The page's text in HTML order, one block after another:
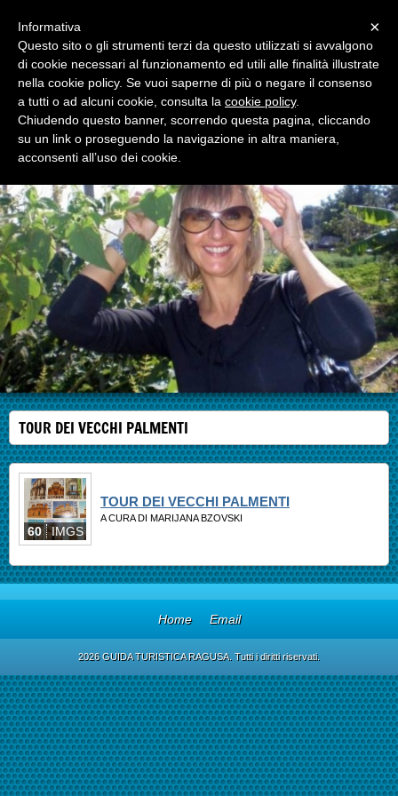
GUIDA TURISTICA RAGUSA
IL BLOG DI MARIANA
TOUR DEI VECCHI PALMENTI
60 IMGS
TOUR DEI VECCHI PALMENTI
A CURA DI MARIJANA BZOVSKI
Home Email
2026 GUIDA TURISTICA RAGUSA. Tutti i diritti riservati.
×
Informativa
Questo sito o gli strumenti terzi da questo utilizzati si avvalgono
di cookie necessari al funzionamento ed utili alle finalità illustrate
nella cookie policy. Se vuoi saperne di più o negare il consenso
a tutti o ad alcuni cookie, consulta la cookie policy.
Chiudendo questo banner, scorrendo questa pagina, cliccando
su un link o proseguendo la navigazione in altra maniera,
acconsenti all’uso dei cookie.